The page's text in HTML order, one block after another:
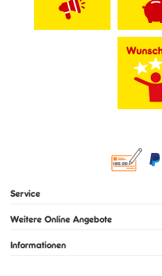
Service
Weitere Online Angebote
Informationen